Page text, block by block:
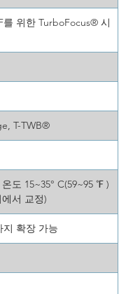
위한 TurboFocus® 시
T-TWB®
도 15~35° C(59~95 ℉ )
서 교정)
지 확장 가능